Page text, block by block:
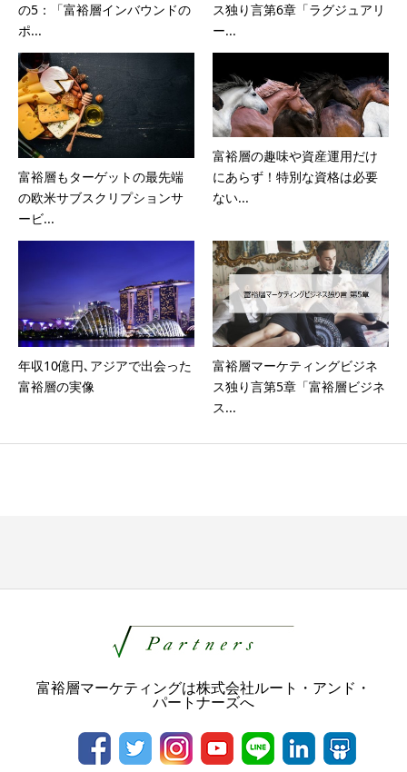
の5：「富裕層インバウンドの
ポ...
ス独り言第6章「ラグジュアリ
ー...
富裕層もターゲットの最先端
の欧米サブスクリプションサ
ービ...
富裕層の趣味や資産運用だけ
にあらず！特別な資格は必要
ない...
年収10億円､アジアで出会った
富裕層の実像
富裕層マーケティングビジネ
ス独り言第5章「富裕層ビジネ
ス...
富裕層マーケティングは株式会社ルート・アンド・
パートナーズへ